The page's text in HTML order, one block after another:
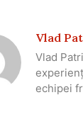
Vlad
Vlad
echipei